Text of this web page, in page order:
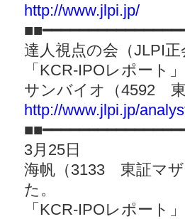
http://www.jlpi.jp/
達人視点の会（JLPI
「KCR-IPOレポー
サンバイオ（4592
http://www.jlpi.jp/
3月25日
海帆（3133 東証マ
た。
「KCR-IPOレポー